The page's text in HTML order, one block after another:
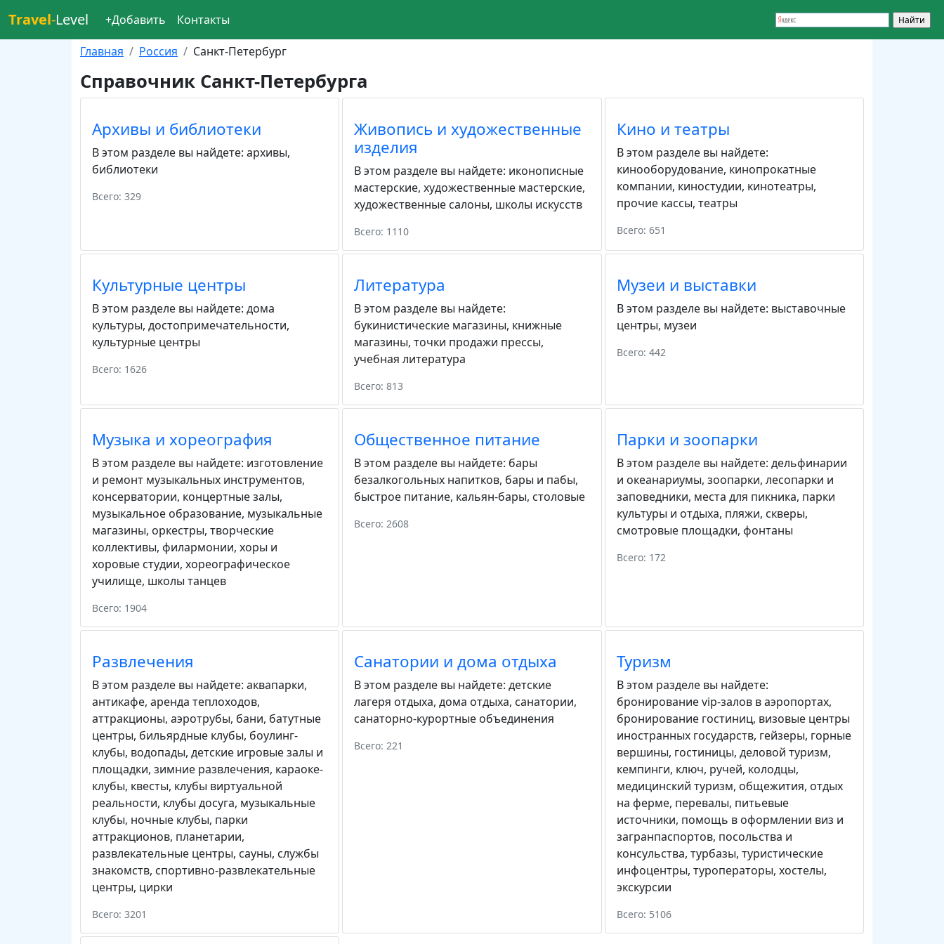
Travel-Level +Добавить Контакты
Главная Россия Санкт-Петербург
Справочник Санкт-Петербурга
Архивы и библиотеки
В этом разделе вы найдете: архивы,
библиотеки
Всего: 329
Живопись и художественные
изделия
В этом разделе вы найдете: иконописные
мастерские,художественные мастерские,
художественные салоны, школы искусств
Всего: 1110
Кино и театры
В этом разделе вы найдете:
кинооборудование, кинопрокатные
компании, киностудии, кинотеатры,
прочие кассы, театры
Всего: 651
Культурные центры
В этом разделе вы найдете: дома
культуры, достопримечательности,
культурные центры
Всего: 1626
Литература
В этом разделе вы найдете:
букинистические магазины, книжные
магазины,точки продажи прессы,
учебная литература
Всего: 813
Музеи и выставки
В этом разделе вы найдете: выставочные
центры, музеи
Всего: 442
Музыка и хореография
В этом разделе вы найдете: изготовление
и ремонт музыкальных инструментов,
консерватории, концертные залы,
музыкальное образование, музыкальные
магазины, оркестры, творческие
коллективы, филармонии, хоры и
хоровые студии, хореографическое
училище, школы танцев
Всего: 1904
Общественное питание
В этом разделе вы найдете: бары
безалкогольных напитков, бары и пабы,
быстрое питание, кальян-бары, столовые
Всего: 2608
Парки и зоопарки
В этом разделе вы найдете: дельфинарии
и океанариумы, зоопарки, лесопарки и
заповедники, места для пикника, парки
культуры и отдыха, пляжи, скверы,
смотровые площадки, фонтаны
Всего: 172
Развлечения
В этом разделе вы найдете: аквапарки,
антикафе, аренда теплоходов,
аттракционы, аэротрубы, бани, батутные
центры, бильярдные клубы, боулинг-
клубы, водопады, детские игровые залы и
площадки, зимние развлечения, караоке-
клубы, квесты, клубы виртуальной
реальности, клубы досуга, музыкальные
клубы, ночные клубы, парки
аттракционов, планетарии,
развлекательные центры, сауны, службы
знакомств, спортивно-развлекательные
центры, цирки
Всего: 3201
Санатории и дома отдыха
В этом разделе вы найдете:детские
лагеря отдыха,дома отдыха, санатории,
санаторно-курортные объединения
Всего: 221
Туризм
В этом разделе вы найдете:
бронирование vip-залов в аэропортах,
бронирование гостиниц, визовые центры
иностранных государств, гейзеры, горные
вершины, гостиницы, деловой туризм,
кемпинги, ключ, ручей, колодцы,
медицинский туризм, общежития, отдых
на ферме, перевалы, питьевые
источники, помощь в оформлении виз и
загранпаспортов, посольства и
консульства, турбазы, туристические
инфоцентры, туроператоры, хостелы,
экскурсии
Всего: 5106